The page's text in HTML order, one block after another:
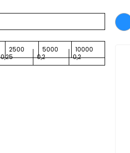
2500 5000 10000
0,25 0,2 0,2